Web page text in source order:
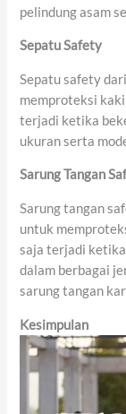
pelindung asam
Sepatu Safety
Sepatu safety
memproteksi
terjadi ketika
ukuran serta
Sarung Tangan
Sarung tangan
untuk
saja terjadi
dalam berbagai
sarung tangan
Kesimpulan